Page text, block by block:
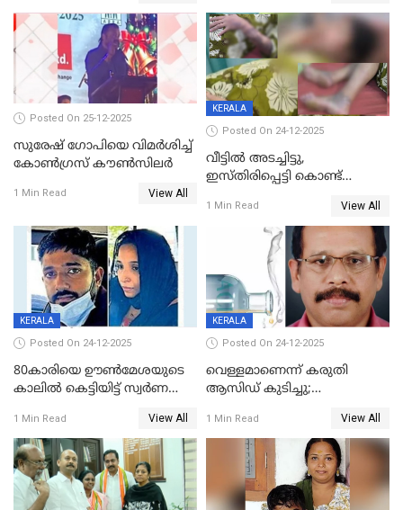
Posted On 25-12-2025
സുരേഷ് ഗോപിയെ വിമര്‍ശിച്ച്
കോണ്‍ഗ്രസ് കൗണ്‍സിലര്‍
1 Min Read View All
KERALA
Posted On 24-12-2025
വീട്ടിൽ അടച്ചിട്ടു,
ഇസ്തിരിപ്പെട്ടി കൊണ്ട്
ഗർഭിണിയായ യുവതിക്ക് ക്രൂര
1 Min Read View All
KERALA
Posted On 24-12-2025
80കാരിയെ ഊൺമേശയുടെ
കാലിൽ കെട്ടിയിട്ട് സ്വർണവും
കൊച്ചുമകനും സുഹൃത്തും
അറസ്റ്റിൽ
1 Min Read View All
KERALA
Posted On 24-12-2025
വെള്ളമാണെന്ന് കരുതി
ആസിഡ് കുടിച്ചു;
മരിച്ചു
1 Min Read View All